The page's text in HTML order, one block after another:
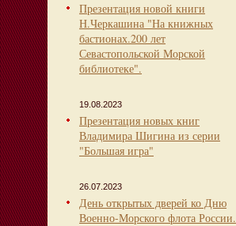
Презентация новой книги
Н.Черкашина "На книжных
бастионах.200 лет
Севастопольской Морской
библиотеке".
19.08.2023
Презентация новых книг
Владимира Шигина из серии
"Большая игра"
26.07.2023
День открытых дверей ко Дню
Военно-Морского флота России.